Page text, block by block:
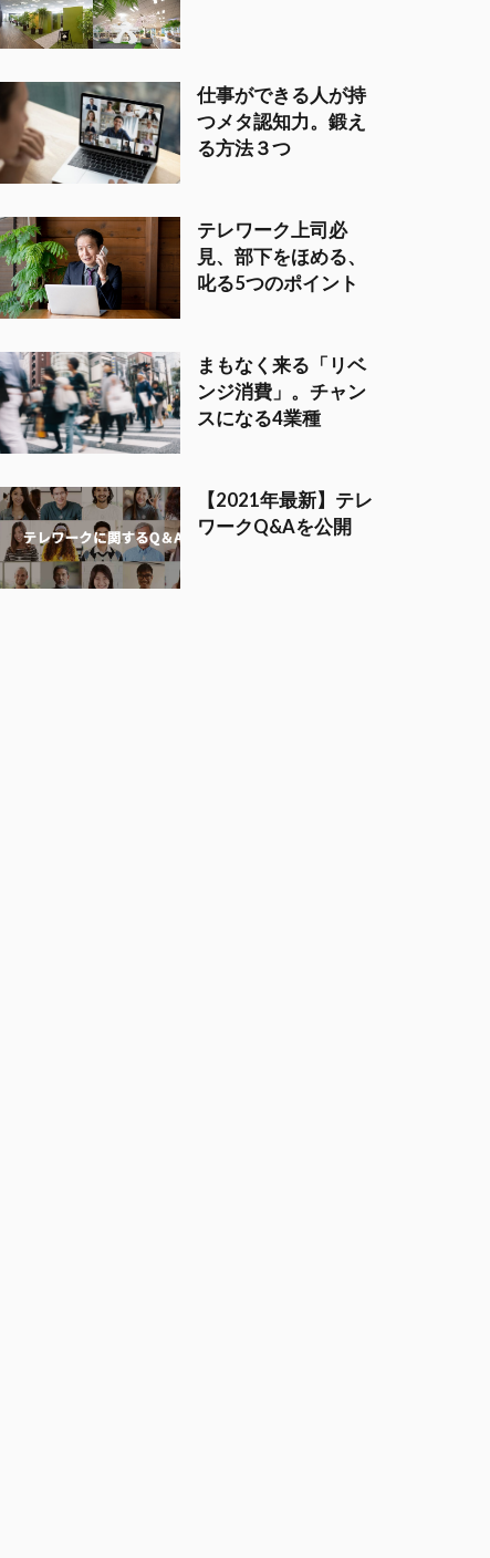
仕事ができる人が持
つメタ認知力。鍛え
る方法３つ
テレワーク上司必
見、部下をほめる、
叱る5つのポイント
まもなく来る「リベ
ンジ消費」。チャン
スになる4業種
【2021年最新】テレ
ワークQ&Aを公開